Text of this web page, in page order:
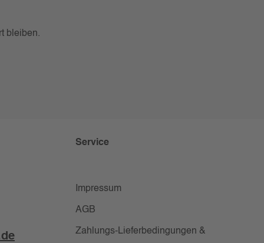
bleiben.
Service
Impressum
AGB
Zahlungs-Lieferbedingungen &